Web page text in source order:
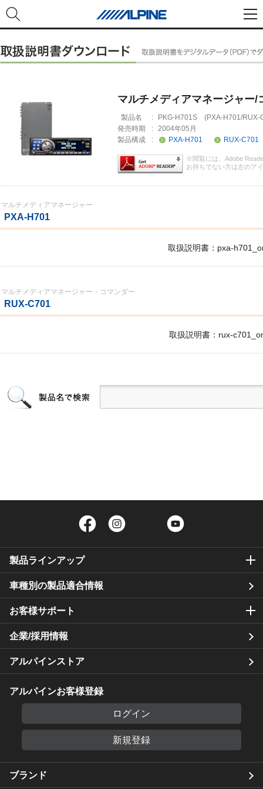
マルチメディアマネージャー/
製品名 :
PKG-H701S (PXA-H701/RUX-
発売時期
: 2004年05月
製品構成
: PXA-H701 RUX-C701
※閲覧には、Adobe
お持ちでない方は左のア
マルチメディアマネージャー
PXA-H701
取扱説明書：pxa-
マルチメディアマネージャー・コマンダー
RUX-C701
取扱説明書：rux-
Facebook Twitter
製品ラインアップ
車種別の製品適合情報
お客様サポート
企業/採用情報
アルパインストア
アルパインお客様登録
ログイン
新規登録
ブランド